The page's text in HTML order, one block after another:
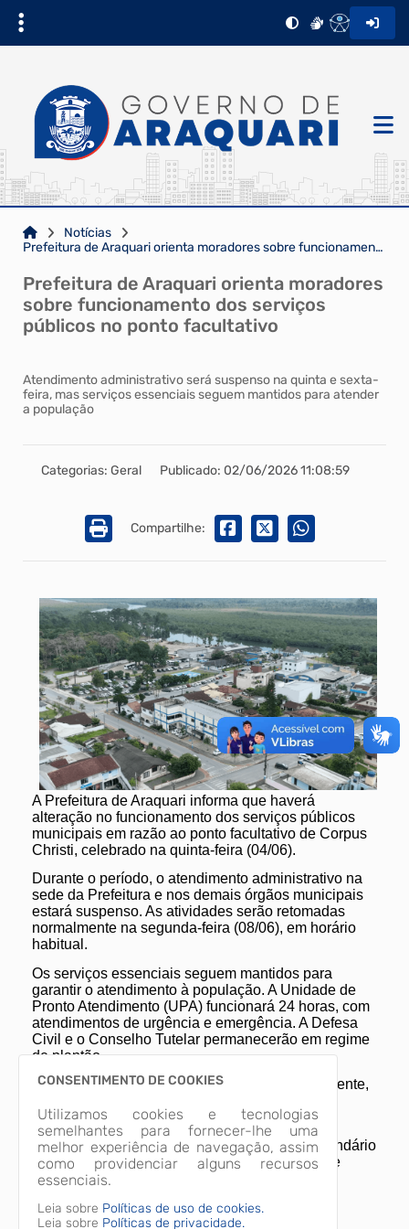
Notícias
Prefeitura de Araquari orienta moradores sobre funcionamento dos serviços públicos no ponto facultat...
Prefeitura de Araquari orienta moradores
sobre funcionamento dos serviços
públicos no ponto facultativo
Atendimento administrativo será suspenso na quinta e sexta-
feira, mas serviços essenciais seguem mantidos para atender
a população
Categorias: Geral Publicado: 02/06/2026 11:08:59
Compartilhe:
A Prefeitura de Araquari informa que haverá
alteração no funcionamento dos serviços públicos
municipais em razão ao ponto facultativo de Corpus
Christi, celebrado na quinta-feira (04/06).
Durante o período, o atendimento administrativo na
sede da Prefeitura e nos demais órgãos municipais
estará suspenso. As atividades serão retomadas
normalmente na segunda-feira (08/06), em horário
habitual.
Os serviços essenciais seguem mantidos para
garantir o atendimento à população. A Unidade de
Pronto Atendimento (UPA) funcionará 24 horas, com
atendimentos de urgência e emergência. A Defesa
Civil e o Conselho Tutelar permanecerão em regime
de plantão.
A coleta de resíduos também ocorrerá normalmente,
indispensáveis no município.
A Prefeitura reforça que a medida segue o calendário
oficial do município e orienta os moradores a se
programarem conforme o funcionamento dos
CONSENTIMENTO DE COOKIES
Utilizamos cookies e tecnologias
semelhantes para fornecer-lhe uma
melhor experiência de navegação, assim
como providenciar alguns recursos
essenciais.
Leia sobre Políticas de uso de cookies.
Leia sobre Políticas de privacidade.